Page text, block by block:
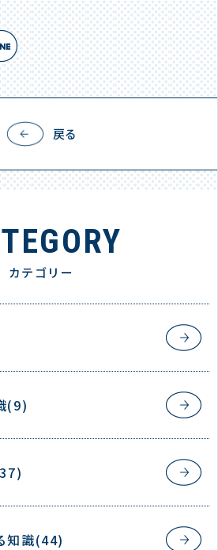
カテゴリー
(9)
知識(44)
戻る